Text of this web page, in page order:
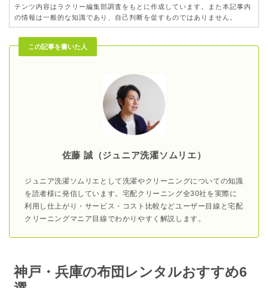
テンツ内容はラクリー編集部調査をもとに作成しています。また本記事内
の情報は一般的な知識であり、自己判断を促すものではありません。
この記事を書いた人
佐藤 誠（ジュニア洗濯ソムリエ）
ジュニア洗濯ソムリエとして洗濯やクリーニングについての知識
を読者様に発信しています。宅配クリーニング全30社を実際に
利用し仕上がり・サービス・コスト比較などユーザー目線と宅配
クリーニングマニア目線でわかりやすく解説します。
神戸・兵庫の布団レンタルおすすめ6